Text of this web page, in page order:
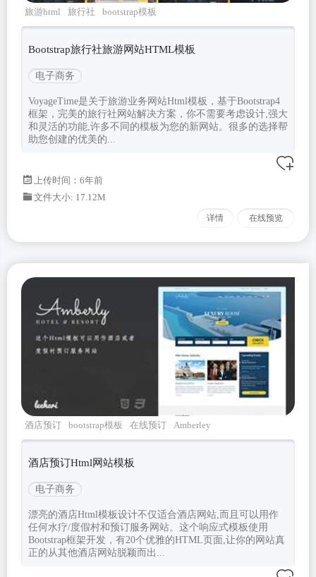
旅游html 旅行社
bootstrap模板
bootstrap4
Voyage
Bootstrap旅行社旅游网站HTML模板
电子商务
VoyageTime是关于旅游业务网站Html模板，基于Bootstrap4
框架，完美的旅行社网站解决方案，你不需要考虑设计,强大
和灵活的功能,许多不同的模板为您的新网站。很多的选择帮
助您创建的优美的...
上传时间：6年前
文件大小: 17.12M
详情 在线预览
酒店预订 bootstrap模板 在线预订 Amberley
酒店预订Html网站模板
电子商务
漂亮的酒店Html模板设计不仅适合酒店网站,而且可以用作
任何水疗/度假村和预订服务网站。这个响应式模板使用
Bootstrap框架开发，有20个优雅的HTML页面,让你的网站真
正的从其他酒店网站脱颖而出...